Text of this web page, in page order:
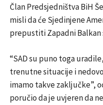
Član Predsjedništva BiH
misli da će Sjedinjene
prepustiti Zapadni
“SAD su puno toga
trenutne situacije i
imamo takve zaključke”,
poručio da je uvjeren da